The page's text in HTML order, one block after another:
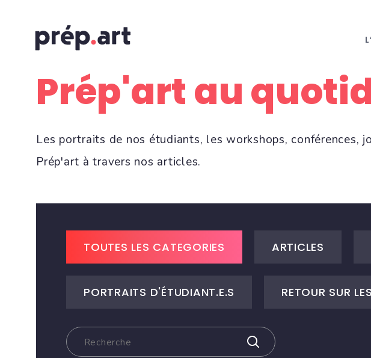
Prép'art au
Les portraits de nos étudiants, les workshops, conférences,
Prép'art à travers nos articles.
TOUTES LES CATEGORIES ARTICLES
PORTRAITS D'ÉTUDIANT.E.S RETOUR SUR